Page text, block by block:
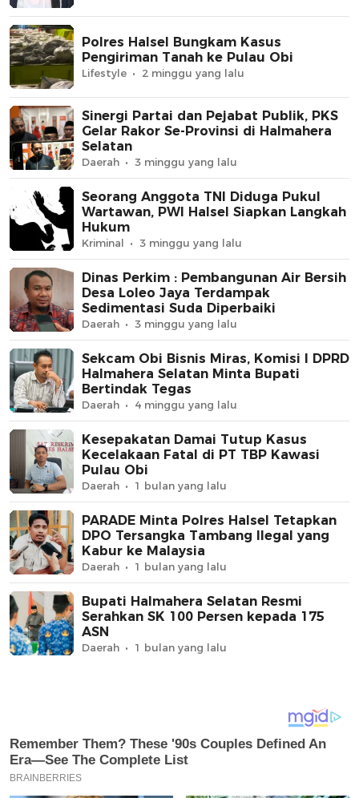
Polres Halsel Bungkam Kasus
Pengiriman Tanah ke Pulau Obi
Lifestyle 2 minggu yang lalu
Sinergi Partai dan Pejabat Publik, PKS
Gelar Rakor Se-Provinsi di Halmahera
Selatan
Daerah 3 minggu yang lalu
Seorang Anggota TNI Diduga Pukul
Wartawan, PWI Halsel Siapkan Langkah
Hukum
Kriminal 3 minggu yang lalu
Dinas Perkim : Pembangunan Air Bersih
Desa Loleo Jaya Terdampak
Sedimentasi Suda Diperbaiki
Daerah 3 minggu yang lalu
Sekcam Obi Bisnis Miras, Komisi I DPRD
Halmahera Selatan Minta Bupati
Bertindak Tegas
Daerah 4 minggu yang lalu
Kesepakatan Damai Tutup Kasus
Kecelakaan Fatal di PT TBP Kawasi
Pulau Obi
Daerah 1 bulan yang lalu
PARADE Minta Polres Halsel Tetapkan
DPO Tersangka Tambang Ilegal yang
Kabur ke Malaysia
Daerah 1 bulan yang lalu
Bupati Halmahera Selatan Resmi
Serahkan SK 100 Persen kepada 175
ASN
Daerah 1 bulan yang lalu